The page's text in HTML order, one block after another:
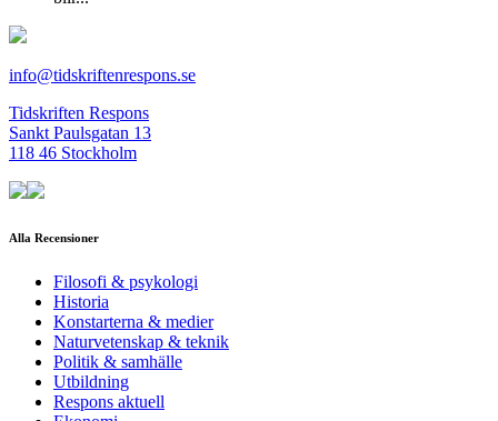
info@tidskriftenrespons.se
Tidskriften Respons
Sankt Paulsgatan 13
118 46 Stockholm
Alla Recensioner
Filosofi & psykologi
Historia
Konstarterna & medier
Naturvetenskap & teknik
Politik & samhälle
Utbildning
Respons aktuell